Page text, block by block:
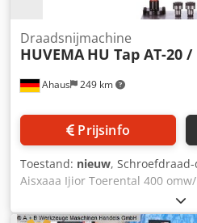
Ahaus 249 km
Draadsnijmachine
HUVEMA HU Tap AT-20 /
Prijsinfo
Toestand: nieuw,
Aisxaaa Ijior Toerental 400
20 M Werkbereik max. 1900
Beschrijving: De AT-modellen